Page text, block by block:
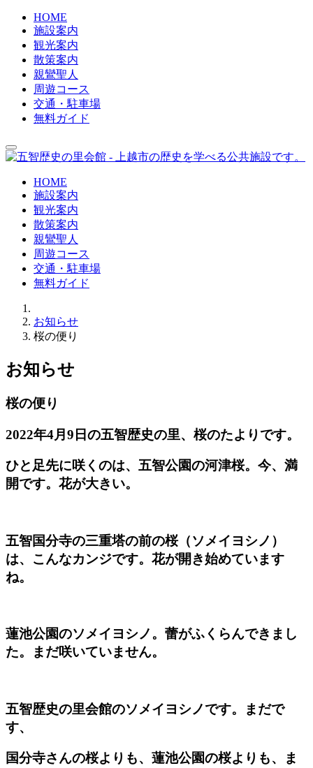
HOME
施設案内
観光案内
散策案内
親鸞聖人
周遊コース
交通・駐車場
無料ガイド
HOME
施設案内
観光案内
散策案内
親鸞聖人
周遊コース
交通・駐車場
無料ガイド
お知らせ
桜の便り
お知らせ
桜の便り
2022年4月9日の五智歴史の里、桜のたよりです。
ひと足先に咲くのは、五智公園の河津桜。今、満
開です。花が大きい。
五智国分寺の三重塔の前の桜（ソメイヨシノ）
は、こんなカンジです。花が開き始めています
ね。
蓮池公園のソメイヨシノ。蕾がふくらんできまし
た。まだ咲いていません。
五智歴史の里会館のソメイヨシノです。まだで
す、
国分寺さんの桜よりも、蓮池公園の桜よりも、ま